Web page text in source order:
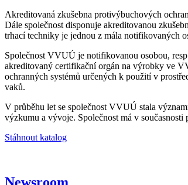
Akreditovaná zkušebna protivýbuchových
Dále společnost disponuje akreditovanou
trhací techniky je jednou z mála notifikovaných
Společnost VVUÚ je notifikovanou osobou,
akreditovaný certifikační orgán na výrobky ve
ochranných systémů určených k použití v
vaků.
V průběhu let se společnost VVUÚ stala
výzkumu a vývoje. Společnost má v
Stáhnout katalog
Newsroom